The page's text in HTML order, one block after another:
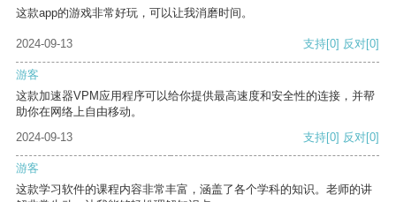
这款app的游戏非常好玩，可以让我消磨时间。
2024-09-13 支持[0] 反对[0]
游客
这款加速器VPM应用程序可以给你提供最高速度和安全性的连接，并帮
助你在网络上自由移动。
2024-09-13
支持[0] 反对[0]
游客
这款学习软件的课程内容非常丰富，涵盖了各个学科的知识。老师的讲